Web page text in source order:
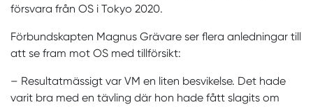
försvara från OS i Tokyo 2020.
Förbundskapten Magnus Grävare ser flera anledningar till
att se fram mot OS med tillförsikt:
– Resultatmässigt var VM en liten besvikelse. Det hade
varit bra med en tävling där hon hade fått slagits om